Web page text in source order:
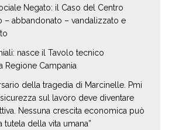
Negato: il Caso del Centro
– abbandonato – vandalizzato e
nasce il Tavolo tecnico
Regione Campania
della tragedia di Marcinelle. Pmi
sicurezza sul lavoro deve diventare
Nessuna crescita economica può
della vita umana”